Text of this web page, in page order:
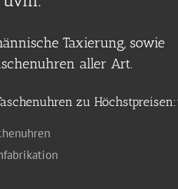
Taxierung, sowie
aller Art.
zu Höchstpreisen: